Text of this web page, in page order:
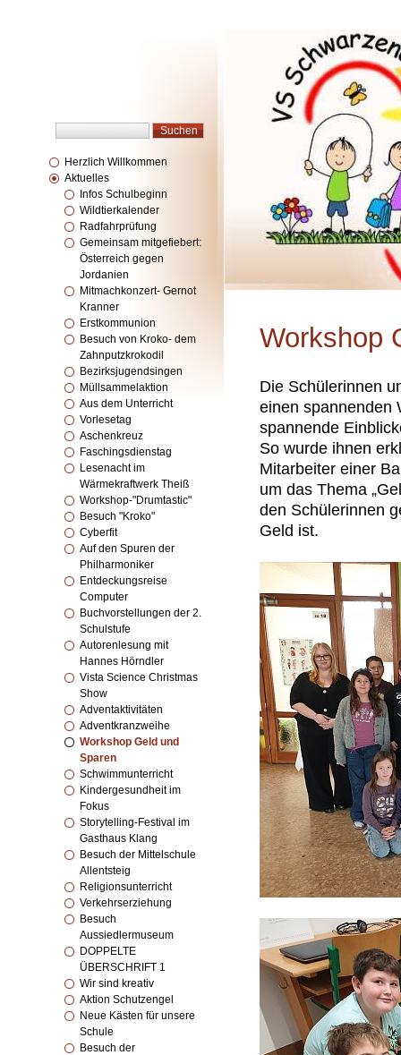
Herzlich Willkommen
Aktuelles
Infos Schulbeginn
Wildtierkalender
Radfahrprüfung
Gemeinsam mitgefiebert:
Österreich gegen
Jordanien
Mitmachkonzert- Gernot
Kranner
Erstkommunion
Besuch von Kroko- dem
Zahnputzkrokodil
Bezirksjugendsingen
Müllsammelaktion
Aus dem Unterricht
Vorlesetag
Aschenkreuz
Faschingsdienstag
Lesenacht im
Wärmekraftwerk Theiß
Workshop-"Drumtastic"
Besuch "Kroko"
Cyberfit
Auf den Spuren der
Philharmoniker
Entdeckungsreise
Computer
Buchvorstellungen der 2.
Schulstufe
Autorenlesung mit
Hannes Hörndler
Vista Science Christmas
Show
Adventaktivitäten
Adventkranzweihe
Workshop Geld und
Sparen
Schwimmunterricht
Kindergesundheit im
Fokus
Storytelling-Festival im
Gasthaus Klang
Besuch der Mittelschule
Allentsteig
Religionsunterricht
Verkehrserziehung
Besuch
Aussiedlermuseum
DOPPELTE
ÜBERSCHRIFT 1
Wir sind kreativ
Aktion Schutzengel
Neue Kästen für unsere
Schule
Besuch der
Workshop
Die Schülerinnen
einen spannenden
spannende
So wurde ihnen
Mitarbeiter einer
um das Thema
den Schülerinnen
Geld ist.